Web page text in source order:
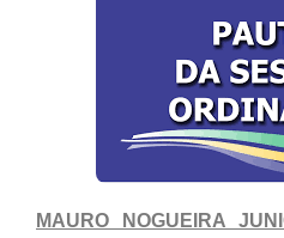
MAURO NOGUEIRA